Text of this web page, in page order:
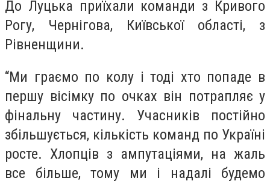
До Луцька приїхали команди з Кривого
Рогу, Чернігова, Київської області, з
Рівненщини.
“Ми граємо по колу і тоді хто попаде в
першу вісімку по очках він потрапляє у
фінальну частину. Учасників постійно
збільшується, кількість команд по Україні
росте. Хлопців з ампутаціями, на жаль
все більше, тому ми і надалі будемо